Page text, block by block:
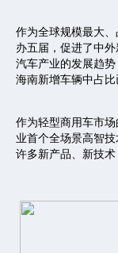
作为全球规模最大
办五届，促进了中
汽车产业的发展趋
海南新增车辆中占比
作为轻型商用车市
业首个全场景高智
许多新产品、新技